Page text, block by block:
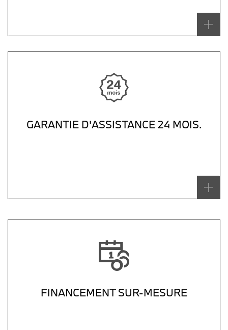
GARANTIE D'ASSISTANCE 24 MOIS.
FINANCEMENT SUR-MESURE